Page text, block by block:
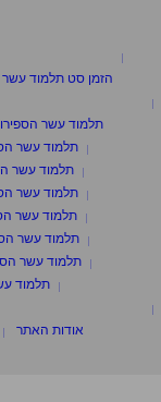
הזמן סט תלמוד עשר
תלמוד עשר
תלמוד עשר
תלמוד עשר
תלמוד עשר
תלמוד עשר
תלמוד עשר
תלמוד עשר
תלמוד
אודות האתר